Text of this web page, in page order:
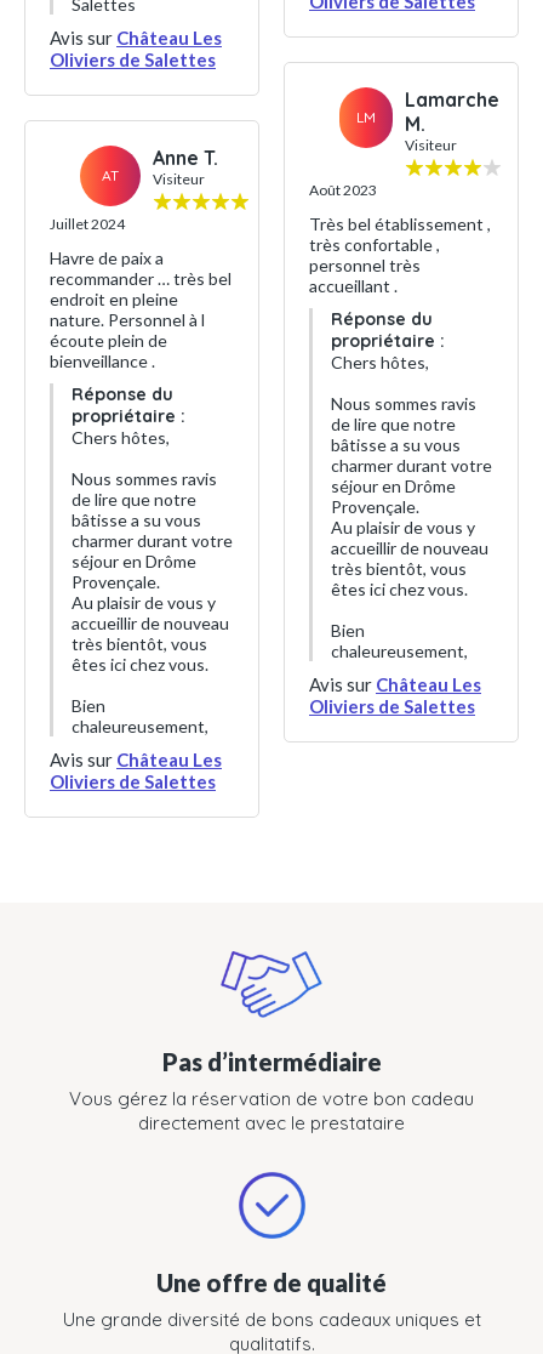
Salettes
Avis sur Château Les
Oliviers de Salettes
AT
Anne T.
Visiteur
Juillet 2024
Havre de paix a
recommander … très bel
endroit en pleine
nature. Personnel à l
écoute plein de
bienveillance .
Réponse du
propriétaire :
Chers hôtes,
Nous sommes ravis
de lire que notre
bâtisse a su vous
charmer durant votre
séjour en Drôme
Provençale.
Au plaisir de vous y
accueillir de nouveau
très bientôt, vous
êtes ici chez vous.
Bien
chaleureusement,
Avis sur Château Les
Oliviers de Salettes
LM
Lamarche
M.
Visiteur
Août 2023
Très bel établissement ,
très confortable ,
personnel très
accueillant .
Réponse du
propriétaire :
Chers hôtes,
Nous sommes ravis
de lire que notre
bâtisse a su vous
charmer durant votre
séjour en Drôme
Provençale.
Au plaisir de vous y
accueillir de nouveau
très bientôt, vous
êtes ici chez vous.
Bien
chaleureusement,
Avis sur Château Les
Oliviers de Salettes
Pas d’intermédiaire
Vous gérez la réservation de votre bon cadeau
directement avec le prestataire
Une offre de qualité
Une grande diversité de bons cadeaux uniques et
qualitatifs.